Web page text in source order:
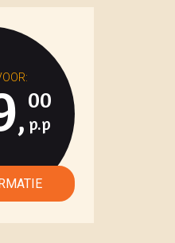
,
00